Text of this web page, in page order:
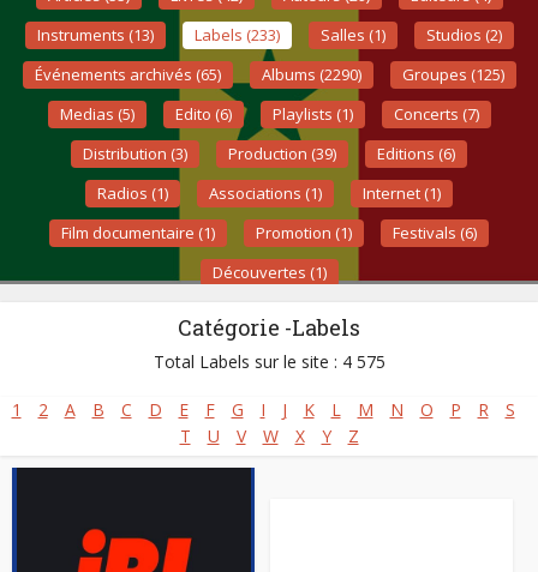
Instruments (13)
Labels (233) Salles (1)
Studios (2)
Événements archivés (65)
Albums (2290)
Groupes (125)
Medias (5)
Edito (6) Playlists (1)
Concerts (7)
Distribution (3)
Production (39)
Editions (6)
Radios (1)
Associations (1)
Internet (1)
Film documentaire (1)
Promotion (1)
Festivals (6)
Découvertes (1)
Sénégal
Styles: Afro-jazz Afro-rap Afro-reggae,Folk Music
,
Gospel africain - Musique chrétienne
Musique Classique Africaine
Site :https://www.senegalaisement.com
Catégorie -Labels
Total Labels sur le site : 4 575
1 2 A B C D E F G I J K L M N O P R
S
T
U V W X Y Z